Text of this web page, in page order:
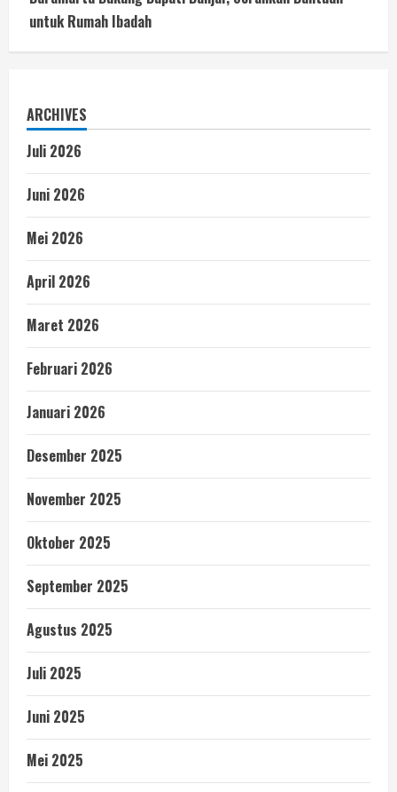
untuk Rumah Ibadah
ARCHIVES
Juli 2026
Juni 2026
Mei 2026
April 2026
Maret 2026
Februari 2026
Januari 2026
Desember 2025
November 2025
Oktober 2025
September 2025
Agustus 2025
Juli 2025
Juni 2025
Mei 2025